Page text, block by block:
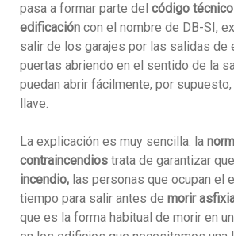
pasa a formar parte del código
edificación con el nombre de DB-SI,
salir de los garajes por las salidas de
puertas abriendo en el sentido de la
puedan abrir fácilmente, por
llave.
La explicación es muy sencilla: la
contraincendiostrata de garantizar
incendio,las personas que ocupan el
tiempo para salir antes de morir
que es la forma habitual de morir en